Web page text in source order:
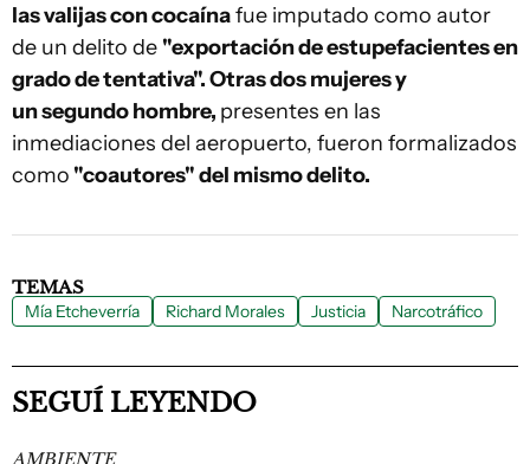
las valijas con cocaínafue imputado como autor
de un delito de "exportación de estupefacientes en
grado de tentativa". Otras dos mujeres y
un segundo hombre, presentes en las
inmediaciones del aeropuerto, fueron formalizados
como "coautores" del mismo delito.
TEMAS
Mía Etcheverría Richard Morales Justicia Narcotráfico
SEGUÍ LEYENDO
AMBIENTE